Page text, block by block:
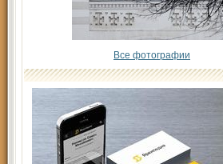
Все фотографии